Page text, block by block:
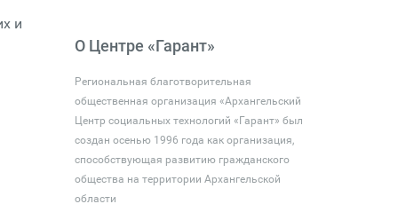
и
О Центре «Гарант»
Региональная благотворительная
общественная организация «Архангельский
Центр социальных технологий «Гарант» был
создан осенью 1996 года как организация,
способствующая развитию гражданского
общества на территории Архангельской
области